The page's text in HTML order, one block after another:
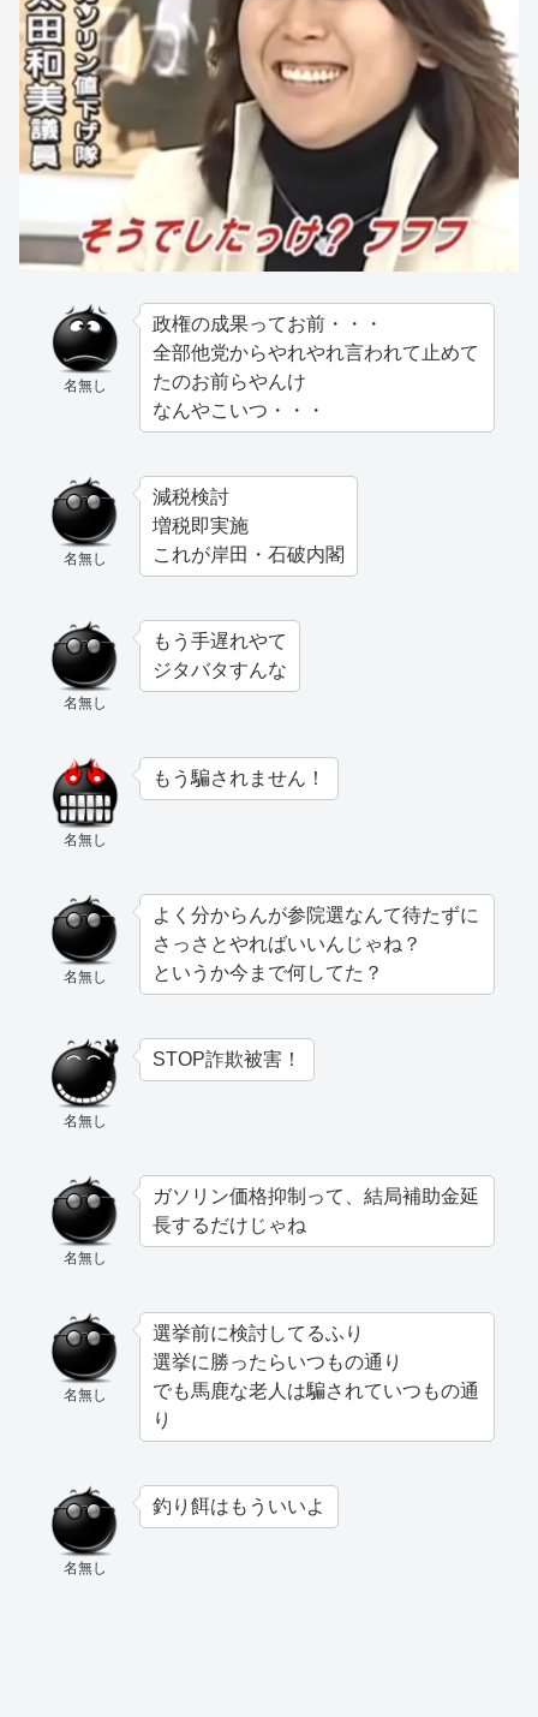
名無し
政権の成果ってお前・・・
全部他党からやれやれ言われて止めて
たのお前らやんけ
なんやこいつ・・・
名無し
減税検討
増税即実施
これが岸田・石破内閣
名無し
もう手遅れやて
ジタバタすんな
名無し
もう騙されません！
名無し
よく分からんが参院選なんて待たずに
さっさとやればいいんじゃね？
というか今まで何してた？
名無し
STOP詐欺被害！
名無し
ガソリン価格抑制って、結局補助金延
長するだけじゃね
名無し
選挙前に検討してるふり
選挙に勝ったらいつもの通り
でも馬鹿な老人は騙されていつもの通
り
名無し
釣り餌はもういいよ